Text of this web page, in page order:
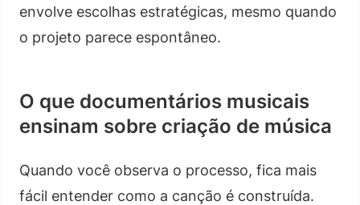
envolve escolhas estratégicas, mesmo quando
o projeto parece espontâneo.
O que documentários musicais
ensinam sobre criação de música
Quando você observa o processo, fica mais
fácil entender como a canção é construída.